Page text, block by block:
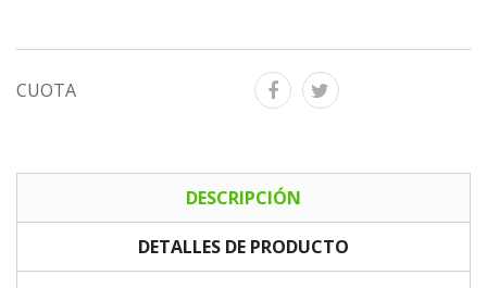
CUOTA
DESCRIPCIÓN
DETALLES DE PRODUCTO